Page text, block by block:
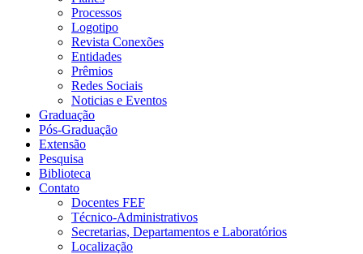
Processos
Logotipo
Revista Conexões
Entidades
Prêmios
Redes Sociais
Noticias e Eventos
Graduação
Pós-Graduação
Extensão
Pesquisa
Biblioteca
Contato
Docentes FEF
Técnico-Administrativos
Secretarias, Departamentos e Laboratórios
Localização